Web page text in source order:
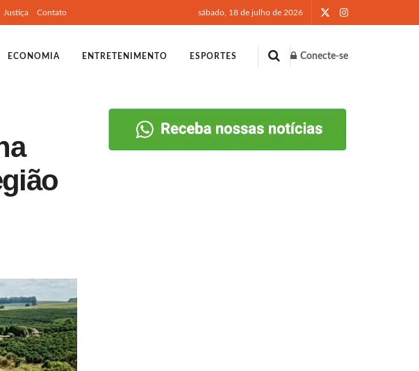
Justiça Contato sábado, 18 de julho de 2026
ECONOMIA ENTRETENIMENTO ESPORTES Conecte-se